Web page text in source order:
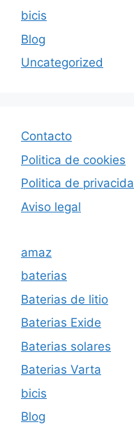
bicis
Blog
Uncategorized
Contacto
Politica de cookies
Politica de privacida
Aviso legal
amaz
baterias
Baterias de litio
Baterias Exide
Baterias solares
Baterias Varta
bicis
Blog